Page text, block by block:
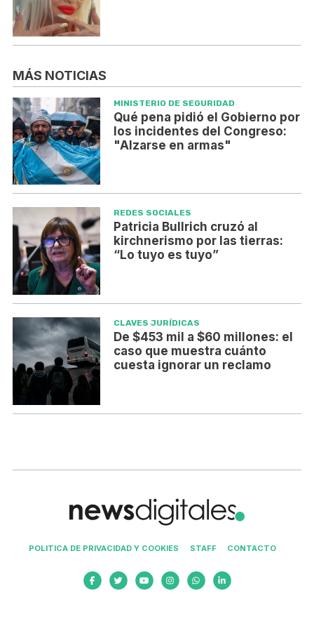
MÁS NOTICIAS
MINISTERIO DE SEGURIDAD
Qué pena pidió el Gobierno por
los incidentes del Congreso:
"Alzarse en armas"
REDES SOCIALES
Patricia Bullrich cruzó al
kirchnerismo por las tierras:
“Lo tuyo es tuyo”
CLAVES JURÍDICAS
De $453 mil a $60 millones: el
caso que muestra cuánto
cuesta ignorar un reclamo
POLITICA DE PRIVACIDAD Y COOKIES STAFF CONTACTO